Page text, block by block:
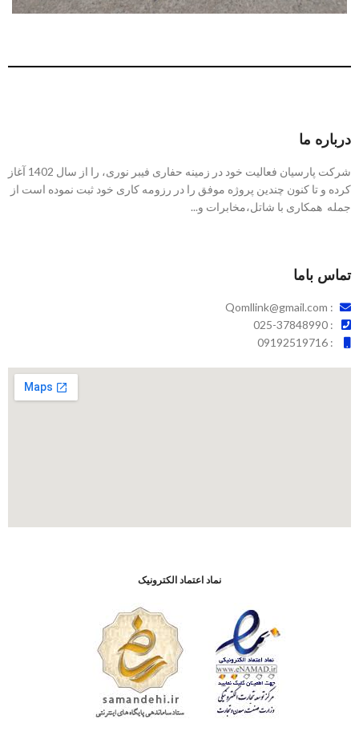
درباره ما
شرکت پارسیان فعالیت خود در زمینه حفاری فیبر نوری، را از سال 1402 آغاز
کرده و تا کنون چندین پروژه موفق را در رزومه کاری خود ثبت نموده است از
جمله همکاری با شاتل،مخابرات و...
تماس باما
: Qomllink@gmail.com
: 025-37848990
: 09192519716
نماد اعتماد الکترونیک